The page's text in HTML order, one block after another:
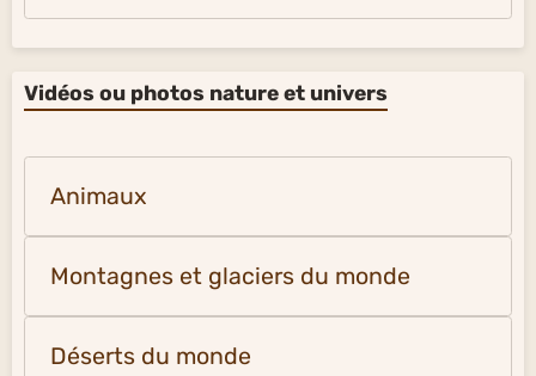
Vidéos ou photos nature et univers
Animaux
Montagnes et glaciers du monde
Déserts du monde